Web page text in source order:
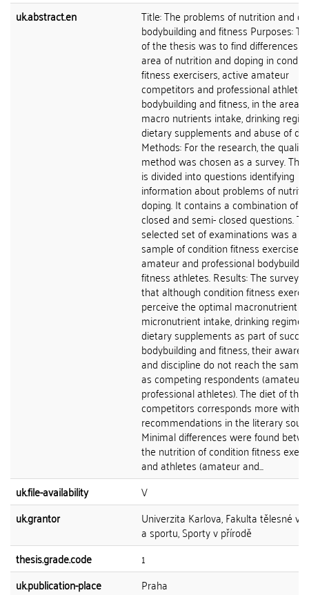
uk.abstract.en
Title: The problems of nutrition and
bodybuilding and fitness Purposes:
of the thesis was to find differences
area of nutrition and doping in
fitness exercisers, active amateur
competitors and professional
bodybuilding and fitness, in the area
macro nutrients intake, drinking
dietary supplements and abuse of
Methods: For the research, the
method was chosen as a survey. The
is divided into questions identifying
information about problems of
doping. It contains a combination of
closed and semi- closed questions.
selected set of examinations was a
sample of condition fitness exercisers,
amateur and professional
fitness athletes. Results: The survey
that although condition fitness
perceive the optimal macronutrient
micronutrient intake, drinking
dietary supplements as part of
bodybuilding and fitness, their
and discipline do not reach the same
as competing respondents
professional athletes). The diet of the
competitors corresponds more with
recommendations in the literary
Minimal differences were found
the nutrition of condition fitness
and athletes (amateur and...
uk.file-availability
V
uk.grantor
Univerzita Karlova, Fakulta tělesné
a sportu, Sporty v přírodě
thesis.grade.code
1
uk.publication-place
Praha